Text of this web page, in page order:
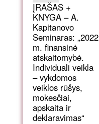
ĮRAŠAS +
KNYGA – A.
Kapitanovo
Seminaras: „2022
m. finansinė
atskaitomybė.
Individuali veikla
– vykdomos
veiklos rūšys,
mokesčiai,
apskaita ir
deklaravimas“